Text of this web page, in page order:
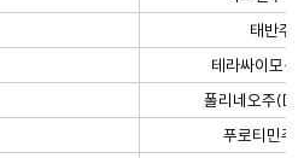
태반주
테라싸이모신
폴리네오주
푸로티민주